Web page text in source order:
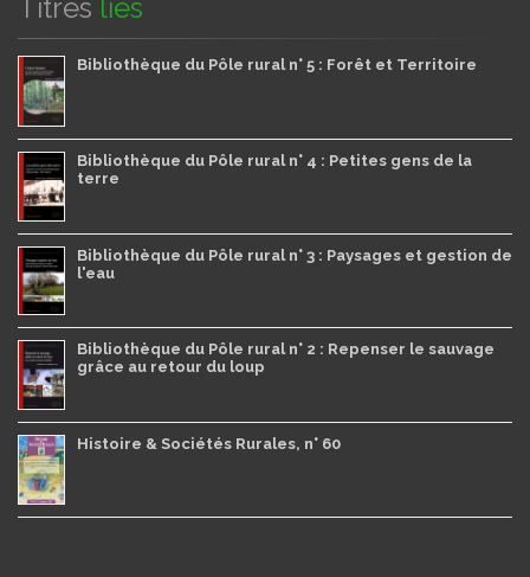
Titres liés
Bibliothèque du Pôle rural n° 5 : Forêt et Territoire
Bibliothèque du Pôle rural n° 4 : Petites gens de la
terre
Bibliothèque du Pôle rural n° 3 : Paysages et gestion de
l'eau
Bibliothèque du Pôle rural n° 2 : Repenser le sauvage
grâce au retour du loup
Histoire & Sociétés Rurales, n° 60